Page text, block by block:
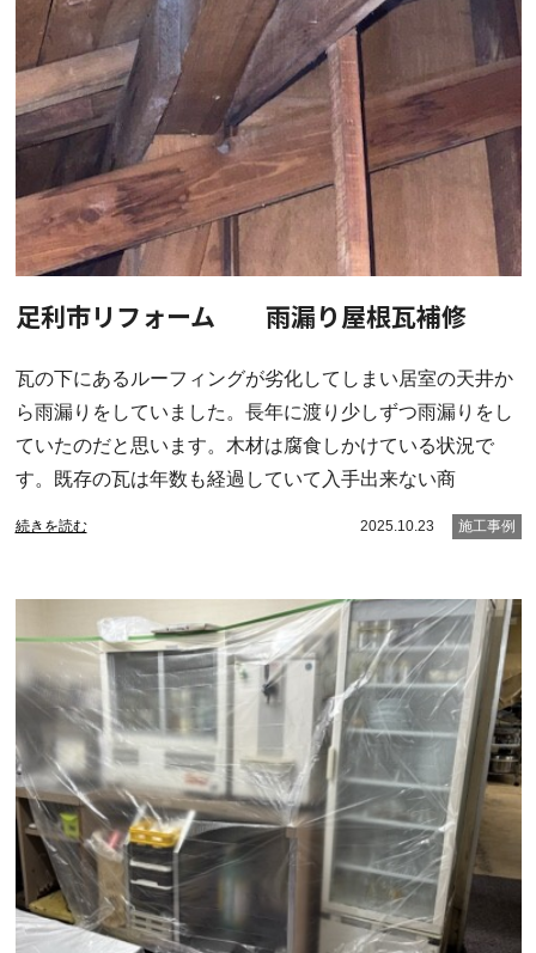
足利市リフォーム 雨漏り屋根瓦補修
瓦の下にあるルーフィングが劣化してしまい居室の天井か
ら雨漏りをしていました。長年に渡り少しずつ雨漏りをし
ていたのだと思います。木材は腐食しかけている状況で
す。既存の瓦は年数も経過していて入手出来ない商
続きを読む 2025.10.23 施工事例